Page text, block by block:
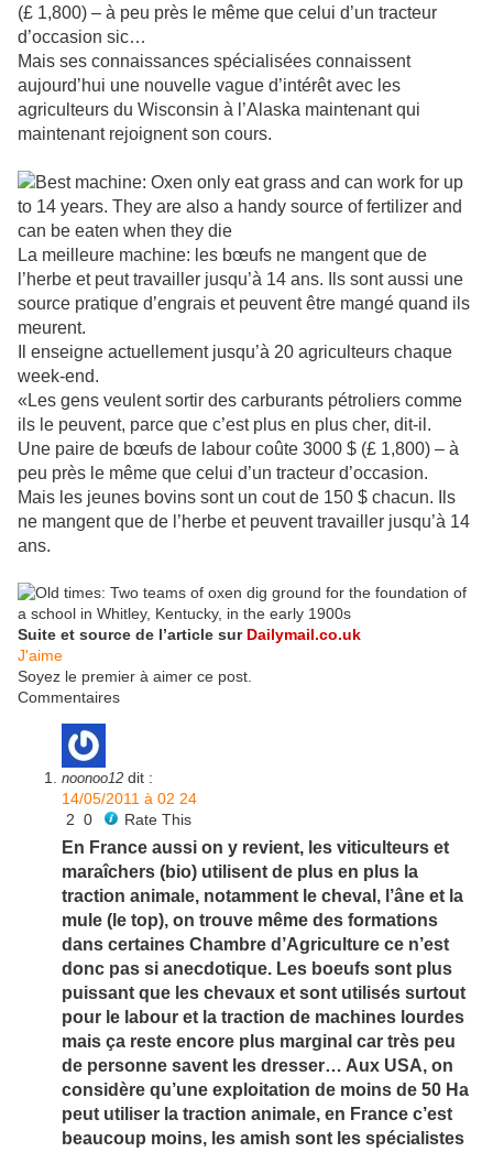
(£ 1,800) – à peu près le même que celui d’un tracteur
d’occasion sic…
Mais ses connaissances spécialisées connaissent
aujourd’hui une nouvelle vague d’intérêt avec les
agriculteurs du Wisconsin à l’Alaska maintenant qui
maintenant rejoignent son cours.
La meilleure machine: les bœufs ne mangent que de
l’herbe et peut travailler jusqu’à 14 ans. Ils sont aussi une
source pratique d’engrais et peuvent être mangé quand ils
meurent.
Il enseigne actuellement jusqu’à 20 agriculteurs chaque
week-end.
«Les gens veulent sortir des carburants pétroliers comme
ils le peuvent, parce que c’est plus en plus cher, dit-il.
Une paire de bœufs de labour coûte 3000 $ (£ 1,800) – à
peu près le même que celui d’un tracteur d’occasion.
Mais les jeunes bovins sont un cout de 150 $ chacun. Ils
ne mangent que de l’herbe et peuvent travailler jusqu’à 14
ans.
Suite et source de l’article sur Dailymail.co.uk
J'aime
Soyez le premier à aimer ce post.
Commentaires
noonoo12 dit :
14/05/2011 à 02 24
2 0 Rate This
En France aussi on y revient, les viticulteurs et
maraîchers (bio) utilisent de plus en plus la
traction animale, notamment le cheval, l’âne et la
mule (le top), on trouve même des formations
dans certaines Chambre d’Agriculture ce n’est
donc pas si anecdotique. Les boeufs sont plus
puissant que les chevaux et sont utilisés surtout
pour le labour et la traction de machines lourdes
mais ça reste encore plus marginal car très peu
de personne savent les dresser… Aux USA, on
considère qu’une exploitation de moins de 50 Ha
peut utiliser la traction animale, en France c’est
beaucoup moins, les amish sont les spécialistes